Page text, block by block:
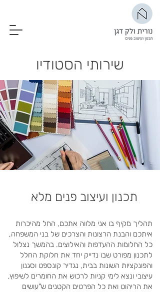
שירותי הסטודיו
תכנון ועיצוב פנים מלא
תהליך מקיף בו אני מלווה אתכם, החל מהיכרות
איתכם והבנת הרצונות והצרכים של בני המשפחה,
כל החלומות ההעדפות והאילוצים. בהמשך נצלול
לתכנון מפורט שבו נדייק יחד את חלוקת החלל
והפונקציות השונות בבית, נגדיר קונספט וסגנון
עיצובי ונצא לימי קניות לרכוש את החומרים לשיפוץ,
את הריהוט ואת כל הפרטים הקטנים ש"עושים